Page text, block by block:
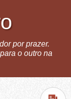
por prazer.
o outro na